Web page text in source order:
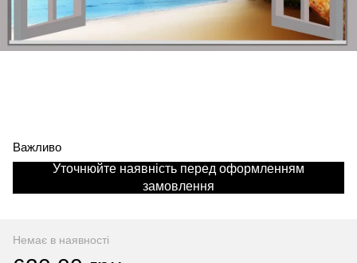
Важливо
Уточнюйте наявність перед оформленням
замовлення
Немає в наявності